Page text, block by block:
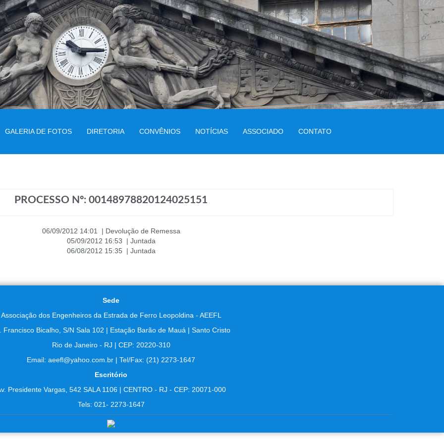
GALERIA DE FOTOS DIRETORIA CONVÊNIOS NOTÍCIAS ASSOCIADO CONTATO
PROCESSO Nº: 00148978820124025151
06/09/2012 14:01 | Devolução de Remessa
05/09/2012 16:53 | Juntada
06/08/2012 15:35 | Juntada
Sede
Associação dos Engenheiros da Estrada de Ferro Leopoldina - AEEFL
Francisco Bicalho, S/N Sala 102 | Estação Barão de Mauá | Santo Cristo
Rio de Janeiro - RJ | CEP: 20220-310
Email: aeefl@yahoo.com.br | Tel/Fax: (21) 2273-1647
Escritório
Presidente Vargas, 542 SALA 1106 | CENTRO - RJ - CEP: 20071-000
Tels: 021- 2273-1647